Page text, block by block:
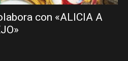
con «ALICIA A